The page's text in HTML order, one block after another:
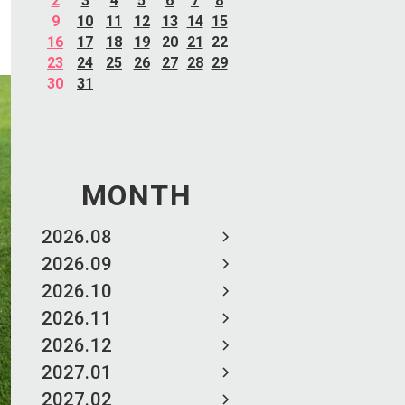
9
10 11 12 13 14 15
16
17 18 19 20 21
22
23
24 25 26 27 28 29
30
31
MONTH
2026.08
2026.09
2026.10
2026.11
2026.12
2027.01
2027.02